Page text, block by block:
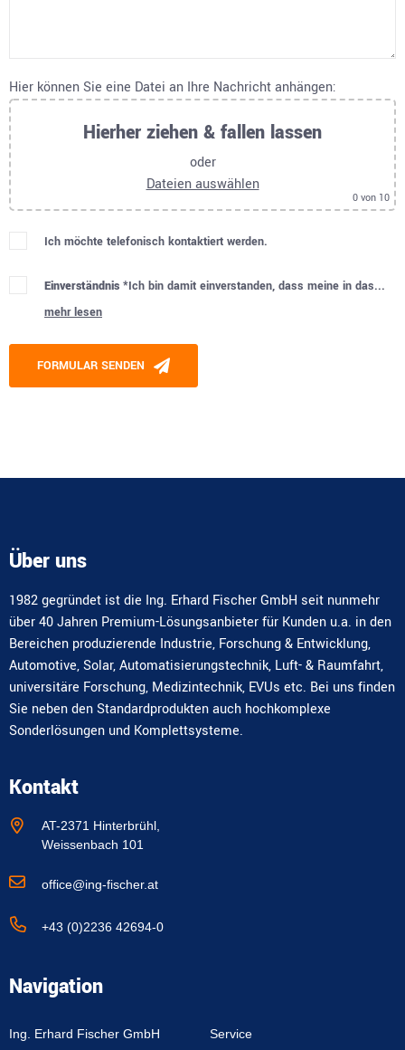
Hier können Sie eine Datei an Ihre Nachricht anhängen:
Hierher ziehen & fallen lassen
oder
Dateien auswählen
0 von 10
Ich möchte telefonisch kontaktiert werden.
Einverständnis *Ich bin damit einverstanden, dass meine in das...
mehr lesen
Please leave this field empty.
FORMULAR SENDEN
Über uns
1982 gegründet ist die Ing. Erhard Fischer GmbH seit nunmehr
über 40 Jahren Premium-Lösungsanbieter für Kunden u.a. in den
Bereichen produzierende Industrie, Forschung & Entwicklung,
Automotive, Solar, Automatisierungstechnik, Luft- & Raumfahrt,
universitäre Forschung, Medizintechnik, EVUs etc. Bei uns finden
Sie neben den Standardprodukten auch hochkomplexe
Sonderlösungen und Komplettsysteme.
Kontakt
AT-2371 Hinterbrühl,
Weissenbach 101
office@ing-fischer.at
+43 (0)2236 42694-0
Navigation
Ing. Erhard Fischer GmbH Service